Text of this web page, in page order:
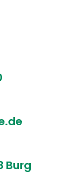
Burg